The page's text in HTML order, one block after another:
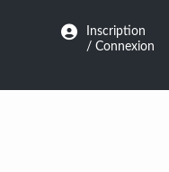
Inscription
/ Connexion